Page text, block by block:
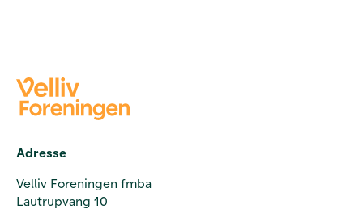
Adresse
Velliv Foreningen fmba
Lautrupvang 10